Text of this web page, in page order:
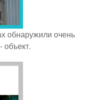
обнаружили очень
объект.